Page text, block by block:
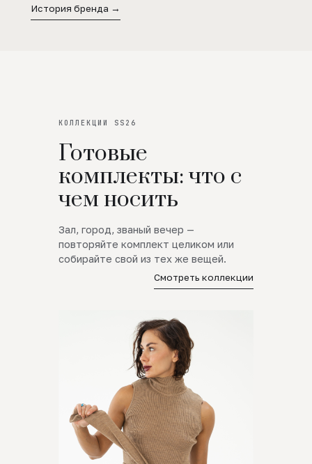
История бренда →
КОЛЛЕКЦИИ SS26
Готовые
комплекты: что с
чем носить
Зал, город, званый вечер —
повторяйте комплект целиком или
собирайте свой из тех же вещей.
Смотреть коллекции